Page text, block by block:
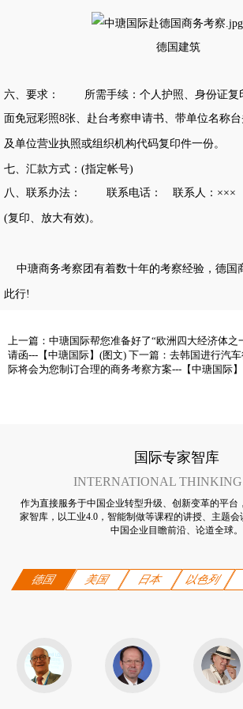
德国建筑
六、要求： 所需手续：个人护照、身份证复
面免冠彩照8张、赴台考察申请书、带单位名称
及单位营业执照或组织机构代码复印件一份
七、汇款方式： (指定帐号)
八、联系办法：
联系电话： 联系人： ×××
(复印、放大有效)。
中瑭商务考察 团有着数十年的考察经验，德国
此行!
上一篇： 中瑭国际帮您准备好了“欧洲四大经济体
请函---【中瑭国际】(图文) 下一篇： 去韩国进行汽
际将会为您制订合理的商务考察方案---【中瑭国际
国际专家智库
INTERNATIONAL
作为直接服务于中国企业转型升级、创新变革的平台
家智库，以工业4.0，智能制做等课程的讲授、主题
中国企业目瞻前沿、论道全球。
德国 美国 日本 以色列